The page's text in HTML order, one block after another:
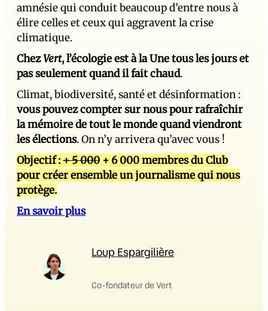
amnésie qui conduit beaucoup d’entre nous à
élire celles et ceux qui aggravent la crise
climatique.
ChezVert, l’écologie est à la Une tous les jours et
pas seulement quand il fait chaud.
Climat, biodiversité, santé et désinformation :
vous pouvez compter sur nous pour rafraîchir
la mémoire de tout le monde quand viendront
les élections. On n’y arrivera qu’avec vous !
Objectif :+ 5 000 + 6 000 membres du Club
pour créer ensemble un journalisme qui nous
protège.
En savoir plus
Loup Espargilière
Co-fondateur de Vert